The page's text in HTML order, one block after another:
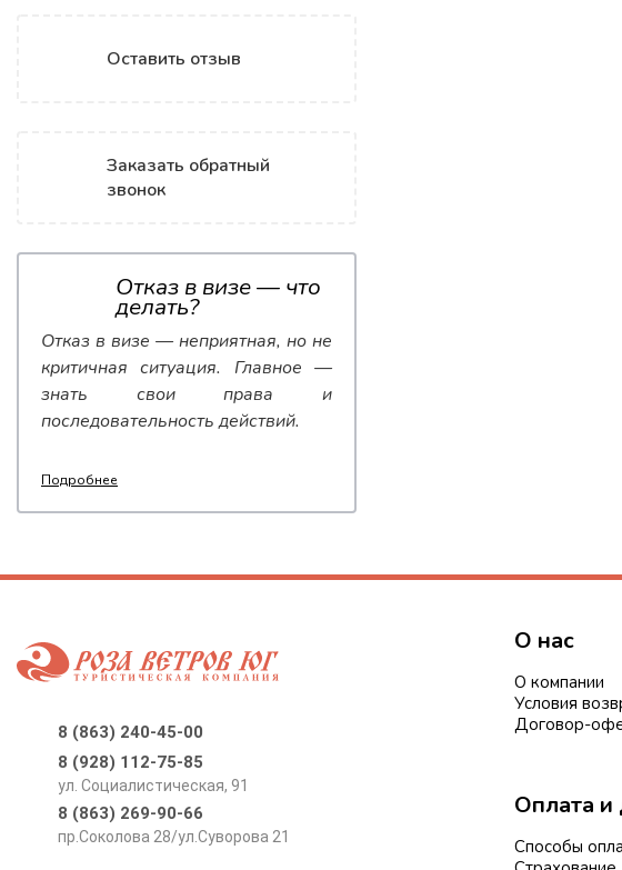
Оставить отзыв
Заказать обратный
звонок
Отказ в визе — что
делать?
Отказ в визе — неприятная, но не
критичная ситуация. Главное —
знать свои права и
последовательность действий.
Подробнее
8 (863) 240-45-00
8 (928) 112-75-85
ул. Социалистическая, 91
8 (863) 269-90-66
пр.Соколова 28/ул.Суворова 21
О нас
О компании
Условия
Договор-
Оплата и
Способы